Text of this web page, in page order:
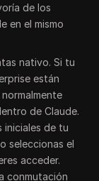
de los
en el mismo
nativo. Si tu
están
de Claude.
iniciales de tu
seleccionas el
acceder.
conmutación